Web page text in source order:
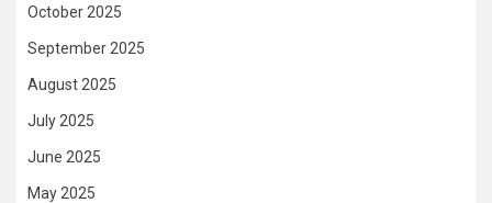
October 2025
September 2025
August 2025
July 2025
June 2025
May 2025